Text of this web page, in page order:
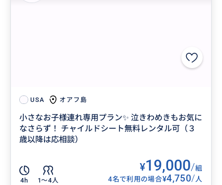
USA オアフ島
小さなお子様連れ専用プラン✨ 泣きわめきもお気に
なさらず！ チャイルドシート無料レンタル可（３
歳以降は応相談）
4h 1〜4人
¥19,000/組
4名で利用の場合¥4,750/人